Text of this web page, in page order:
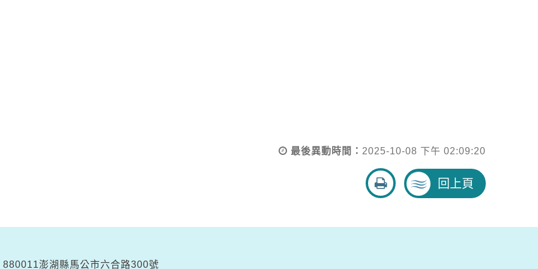
最後異動時間： 2025-10-08 下午 02:09:20
友
善
回上頁
澎湖縣馬公市六合路300號